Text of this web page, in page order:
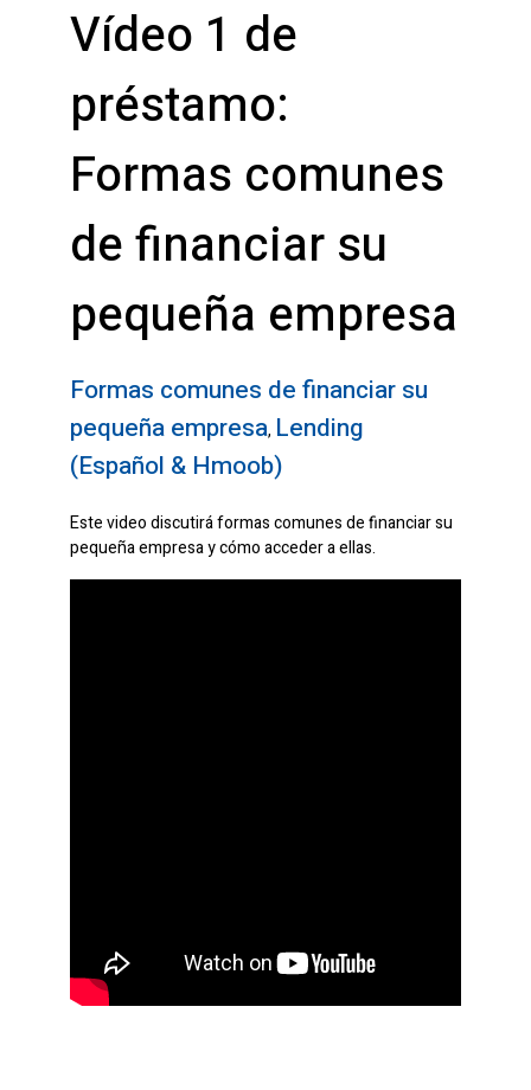
Vídeo 1 de
préstamo:
Formas comunes
de financiar su
pequeña empresa
Formas comunes de financiar su
pequeña empresa, Lending
(Español & Hmoob)
Este video discutirá formas comunes de financiar su
pequeña empresa y cómo acceder a ellas.